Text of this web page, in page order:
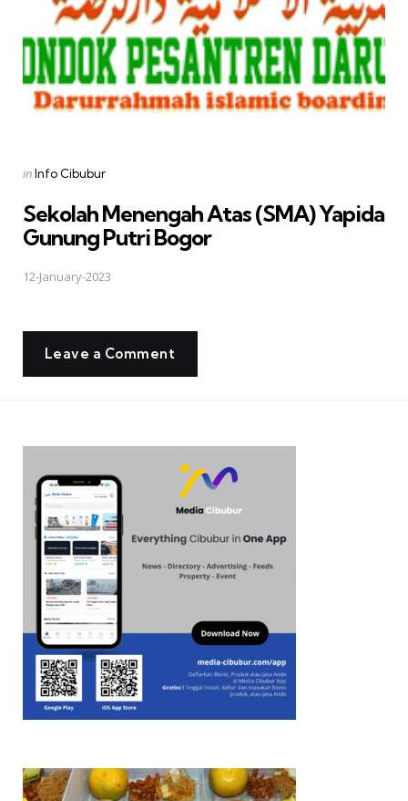
Posted
inInfo Cibubur
Sekolah Menengah Atas (SMA) Yapida
Gunung Putri Bogor
12-January-2023
Leave a Comment